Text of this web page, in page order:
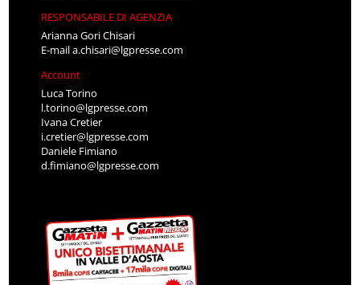
RESPONSABILE DI AGENZIA
Arianna Gori Chisari
E-maila.chisari@lgpresse.com
Account
Luca Torino
l.torino@lgpresse.com
Ivana Cretier
i.cretier@lgpresse.com
Daniele Fimiano
d.fimiano@lgpresse.com